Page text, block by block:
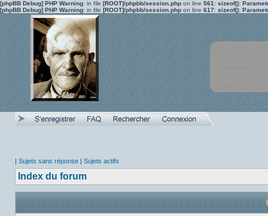
[phpBB Debug] PHP Warning: in file [ROOT]/phpbb/session.php on line 561 : sizeof():
[phpBB Debug] PHP Warning: in file [ROOT]/phpbb/session.php on line 617: sizeof():
| Sujets sans réponse | Sujets actifs
Index du forum